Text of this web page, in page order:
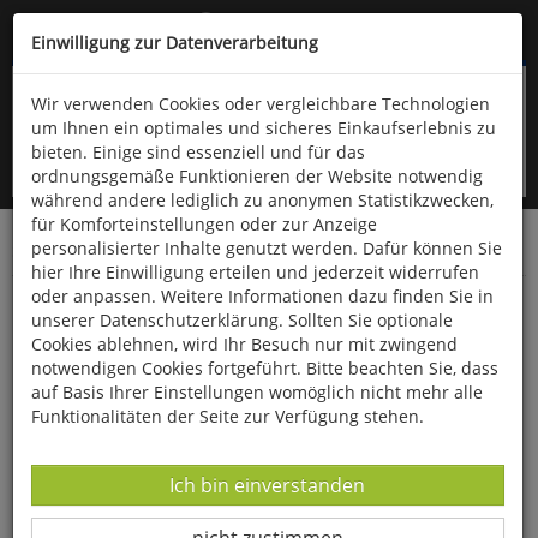
Kompletten Head der Seite überspringen
oder (06766) 9323-960
Startseite Bücher Verschiedene Sachgebiete
Besser Schwimmen lernen mit Aqua Pads
Einwilligung zur Datenverarbeitung
Wir verwenden Cookies oder vergleichbare Technologien
um Ihnen ein optimales und sicheres Einkaufserlebnis zu
bieten. Einige sind essenziell und für das
ordnungsgemäße Funktionieren der Website notwendig
während andere lediglich zu anonymen Statistikzwecken,
für Komforteinstellungen oder zur Anzeige
personalisierter Inhalte genutzt werden. Dafür können Sie
hier Ihre Einwilligung erteilen und jederzeit widerrufen
oder anpassen. Weitere Informationen dazu finden Sie in
unserer Datenschutzerklärung. Sollten Sie optionale
Cookies ablehnen, wird Ihr Besuch nur mit zwingend
notwendigen Cookies fortgeführt. Bitte beachten Sie, dass
auf Basis Ihrer Einstellungen womöglich nicht mehr alle
Funktionalitäten der Seite zur Verfügung stehen.
Datenverarbeitung -
Ich bin einverstanden